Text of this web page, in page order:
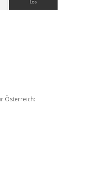
Österreich: